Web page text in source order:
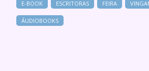
E-BOOK ESCRITORAS FEIRA
ÁUDIOBOOKS